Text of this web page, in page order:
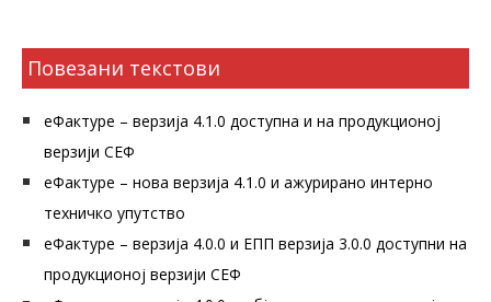
Повезани текстови
еФактуре – верзија 4.1.0 доступна и на продукционој
верзији СЕФ
еФактуре – нова верзија 4.1.0 и ажурирано интерно
техничко упутство
еФактуре – верзија 4.0.0 и ЕПП верзија 3.0.0 доступни на
продукционој верзији СЕФ